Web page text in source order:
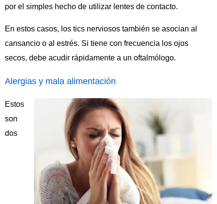
por el simples hecho de utilizar lentes de contacto.
En estos casos, los tics nerviosos también se asocian al
cansancio o al estrés. Si tiene con frecuencia los ojos
secos, debe acudir rápidamente a un oftalmólogo.
Alergias y mala alimentación
Estos
son
dos